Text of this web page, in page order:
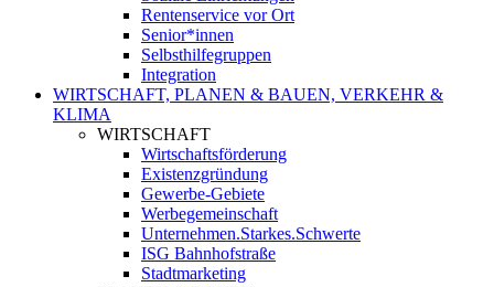
Rentenservice vor Ort
Senior*innen
Selbsthilfegruppen
Integration
WIRTSCHAFT, PLANEN & BAUEN, VERKEHR &
KLIMA
WIRTSCHAFT
Wirtschaftsförderung
Existenzgründung
Gewerbe-Gebiete
Werbegemeinschaft
Unternehmen.Starkes.Schwerte
ISG Bahnhofstraße
Stadtmarketing